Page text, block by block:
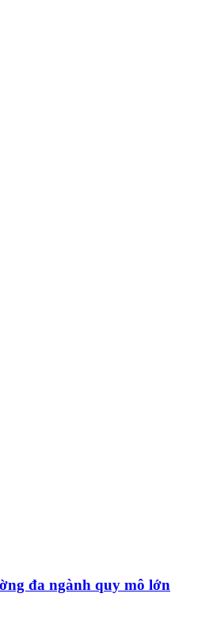
đa ngành quy mô lớn